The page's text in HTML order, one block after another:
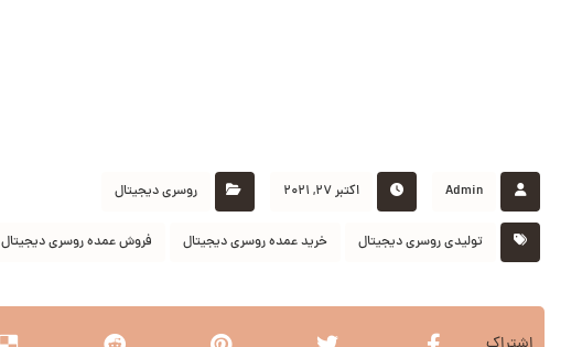
Admin اکتبر 27, 2021 روسری دیجیتال
تولیدی روسری دیجیتال خرید عمده روسری دیجیتال فروش عمده روسری دیجیتال